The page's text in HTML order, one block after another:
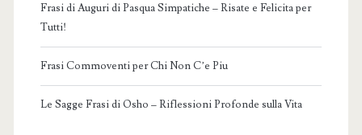
Frasi di Auguri di Pasqua Simpatiche – Risate e Felicita per
Tutti!
Frasi Commoventi per Chi Non C’e Piu
Le Sagge Frasi di Osho – Riflessioni Profonde sulla Vita